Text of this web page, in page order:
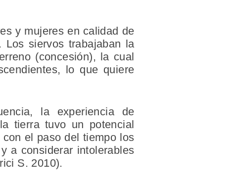
y mujeres en calidad de
Los siervos trabajaban la
(concesión), la cual
lo que quiere
la experiencia de
tierra tuvo un potencial
el paso del tiempo los
a considerar intolerables
S. 2010).